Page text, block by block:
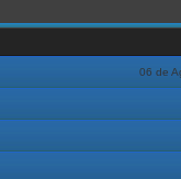
06 de